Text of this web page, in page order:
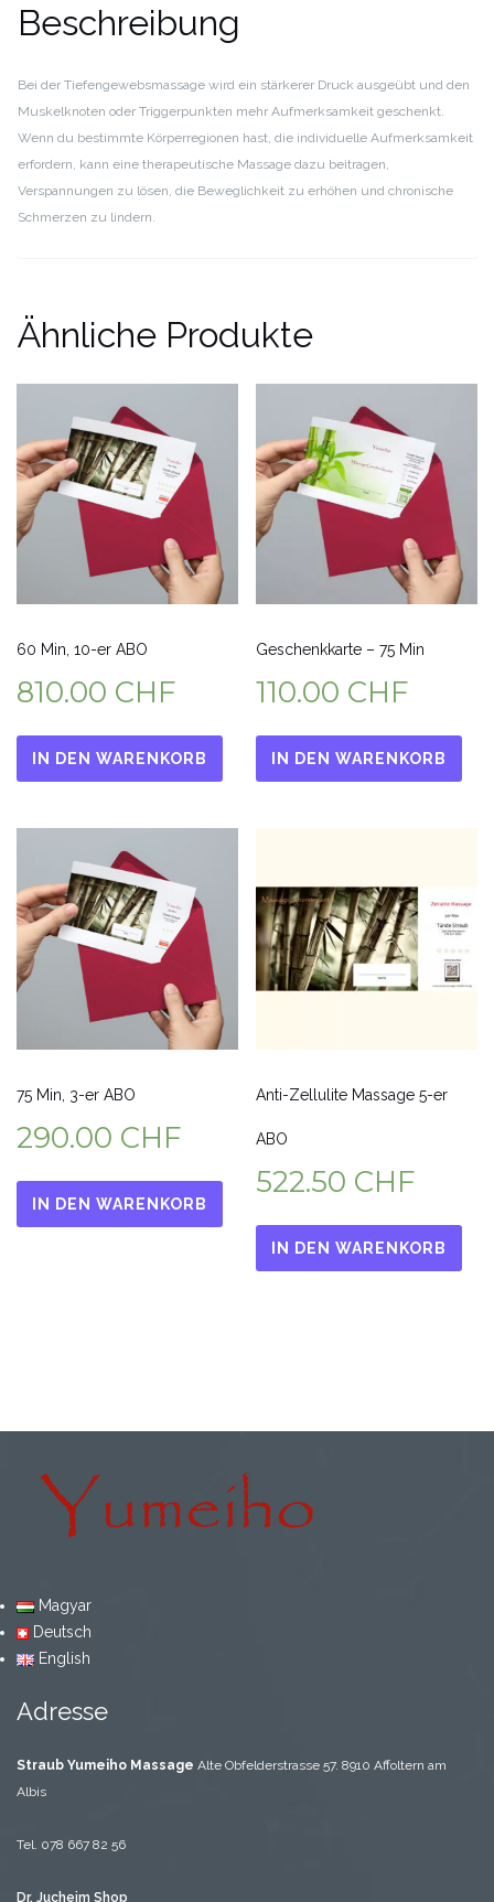
Beschreibung
Bei der Tiefengewebsmassage wird ein stärkerer Druck ausgeübt und den
Muskelknoten oder Triggerpunkten mehr Aufmerksamkeit geschenkt.
Wenn du bestimmte Körperregionen hast, die individuelle Aufmerksamkeit
erfordern, kann eine therapeutische Massage dazu beitragen,
Verspannungen zu lösen, die Beweglichkeit zu erhöhen und chronische
Schmerzen zu lindern.
Ähnliche Produkte
60 Min, 10-er ABO
810.00 CHF
IN DEN WARENKORB
Geschenkkarte – 75 Min
110.00 CHF
IN DEN WARENKORB
75 Min, 3-er ABO
290.00 CHF
IN DEN WARENKORB
Anti-Zellulite Massage 5-er
ABO
522.50 CHF
IN DEN WARENKORB
Magyar
Deutsch
English
Adresse
Straub Yumeiho Massage Alte Obfelderstrasse 57. 8910 Affoltern am
Albis
Tel. 078 667 82 56
Dr. Jucheim Shop